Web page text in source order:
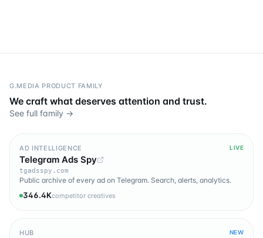
G.MEDIA PRODUCT FAMILY
We craft what deserves attention and trust.
See full family →
AD INTELLIGENCE LIVE
Telegram Ads Spy
tgadsspy.com
Public archive of every ad on Telegram. Search, alerts, analytics.
346.4Kcompetitor creatives
HUB NEW